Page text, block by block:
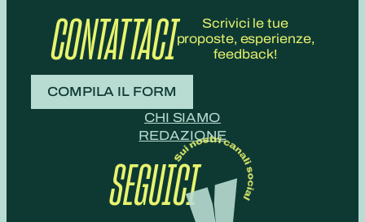
CONTATTACI
Scrivici le tue
proposte, esperienze,
feedback!
COMPILA IL FORM
CHI SIAMO
REDAZIONE
SEGUICI